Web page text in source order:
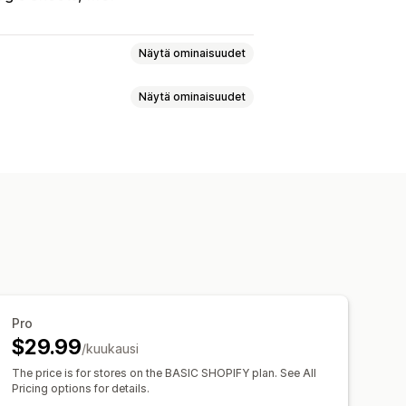
Näytä ominaisuudet
tiedot
Reaaliaikainen varaston synkronointi
Näytä ominaisuudet
ostoskori
Mukautetut raportit
Pro
$29.99/kuukausi
The price is for stores on the BASIC SHOPIFY plan. See All
Pricing options for details.